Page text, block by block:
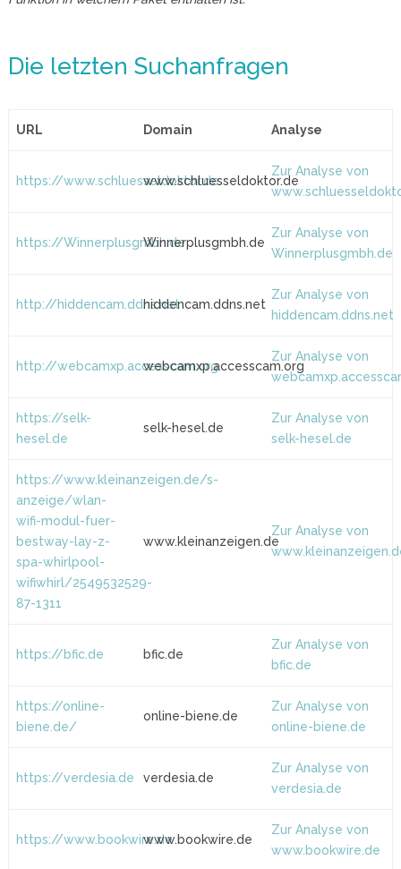
Die letzten Suchanfragen
URL Domain Analyse
https://www.schluesseldoktor.dewww.schluesseldoktor.de
Zur Analyse von
https://Winnerplusgmbh.deWinnerplusgmbh.de
Zur Analyse von
Winnerplusgmbh.de
http://hiddencam.ddns.nethiddencam.ddns.net
Zur Analyse von
hiddencam.ddns.net
http://webcamxp.accesscam.orgwebcamxp.accesscam.org
Zur Analyse von
https://selk-
hesel.de
selk-hesel.de
Zur Analyse von
selk-hesel.de
https://www.kleinanzeigen.de/s-
anzeige/wlan-
wifi-modul-fuer-
bestway-lay-z-
spa-whirlpool-
wifiwhirl/2549532529-
87-1311
www.kleinanzeigen.de
Zur Analyse von
https://bfic.de bfic.de
Zur Analyse von
bfic.de
https://online-
biene.de/
online-biene.de
Zur Analyse von
online-biene.de
https://verdesia.de verdesia.de
Zur Analyse von
verdesia.de
https://www.bookwire.dewww.bookwire.de
Zur Analyse von
www.bookwire.de